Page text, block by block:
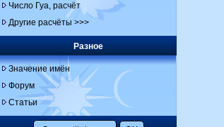
Число Гуа, расчёт
Другие расчёты >>>
Разное
Значение имён
Форум
Статьи